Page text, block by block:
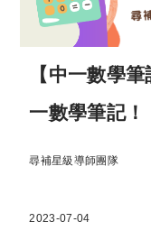
【中一數學
一數學筆記！
尋補星級導師團隊
2023-07-04